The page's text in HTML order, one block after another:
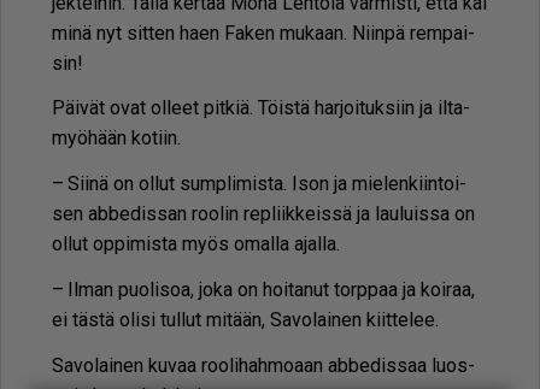
minä nyt sit­ten haen Fa­ken mu­kaan. Niin­pä rem­pai­
sin!
Päi­vät ovat ol­leet pit­kiä. Töis­tä har­joi­tuk­siin ja il­ta­
myö­hään ko­tiin.
– Sii­nä on ol­lut sump­li­mis­ta. Ison ja mie­len­kiin­toi­
sen ab­be­dis­san roo­lin rep­liik­keis­sä ja lau­luis­sa on
ol­lut op­pi­mis­ta myös omal­la ajal­la.
– Il­man puo­li­soa, joka on hoi­ta­nut torp­paa ja koi­raa,
ei täs­tä oli­si tul­lut mi­tään, Sa­vo­lai­nen kiit­te­lee.
Sa­vo­lai­nen ku­vaa roo­li­hah­mo­aan ab­be­dis­saa luos­